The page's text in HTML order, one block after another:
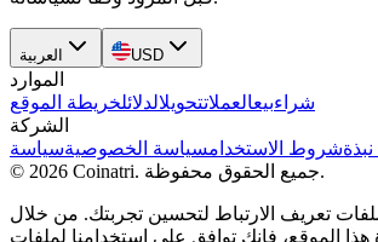
العربية USD
الموارد
شراءبيعالعملاتتحويلالدلائلخريطة الموقع
الشركة
نبذةشروط الاستخدامسياسة الخصوصية
© 2026 Coinatri. جميع الحقوق محفوظة.
تعريف الارتباط لتحسين تجربتك. من خلال
هذا الموقع، فإنك توافق على استخدامنا لملفات